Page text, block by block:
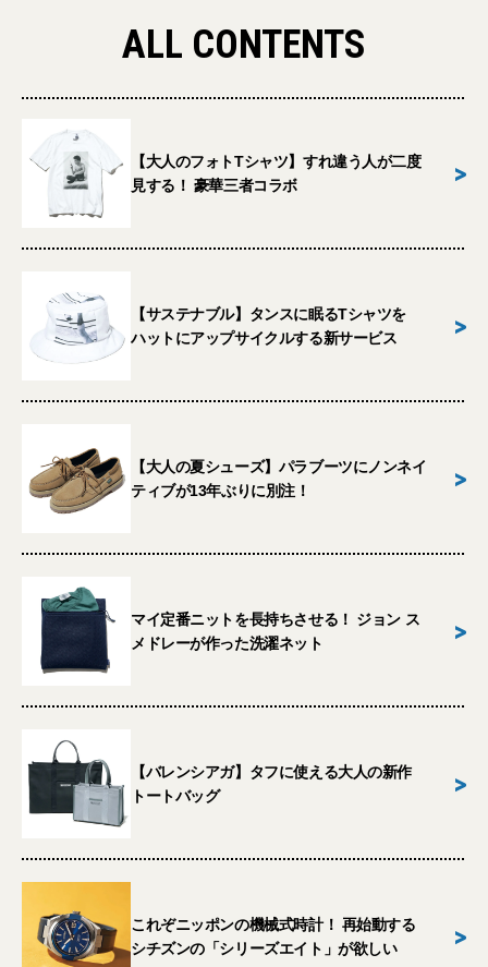
ALL CONTENTS
【大人のフォトTシャツ】すれ違う人が二度
見する！ 豪華三者コラボ
>
【サステナブル】タンスに眠るTシャツを
ハットにアップサイクルする新サービス
>
【大人の夏シューズ】パラブーツにノンネイ
ティブが13年ぶりに別注！
>
マイ定番ニットを長持ちさせる！ ジョン ス
メドレーが作った洗濯ネット
>
【バレンシアガ】タフに使える大人の新作
トートバッグ
>
これぞニッポンの機械式時計！ 再始動する
シチズンの「シリーズエイト」が欲しい
>